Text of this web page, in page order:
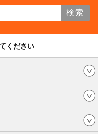
検索
ください